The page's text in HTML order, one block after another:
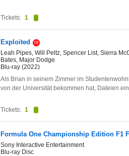
Tickets: 1
Exploited
Leah Pipes, Will Peltz, Spencer List, Sierra
Bates, Major Dodge
Blu-ray (2022)
Als Brian in seinem Zimmer im
von der Universität bekommen hat, Dateien
Tickets: 1
Formula One Championship Edition F1
Sony Interactive Entertainment
Blu-ray Disc